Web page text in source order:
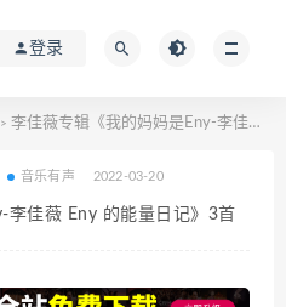
登录
> 李佳薇专辑《我的妈妈是Eny-李佳薇 Eny 的能量日记》3首歌曲合集百度云网盘下载
音乐有声 2022-03-20
李佳薇 Eny 的能量日记》3首